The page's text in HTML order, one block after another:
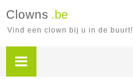
Clowns .be
Vind een clown bij u in de buurt!